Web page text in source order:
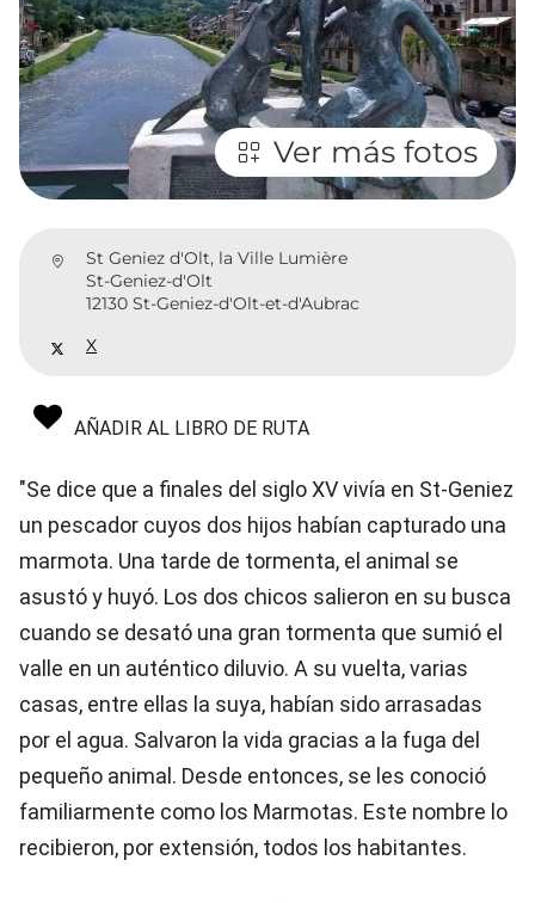
Ver más fotos
St Geniez d'Olt, la Ville Lumière
St-Geniez-d'Olt
12130 St-Geniez-d'Olt-et-d'Aubrac
X
AÑADIR AL LIBRO DE RUTA
"Se dice que a finales del siglo XV vivía en St-Geniez
un pescador cuyos dos hijos habían capturado una
marmota. Una tarde de tormenta, el animal se
asustó y huyó. Los dos chicos salieron en su busca
cuando se desató una gran tormenta que sumió el
valle en un auténtico diluvio. A su vuelta, varias
casas, entre ellas la suya, habían sido arrasadas
por el agua. Salvaron la vida gracias a la fuga del
pequeño animal. Desde entonces, se les conoció
familiarmente como los Marmotas. Este nombre lo
recibieron, por extensión, todos los habitantes.